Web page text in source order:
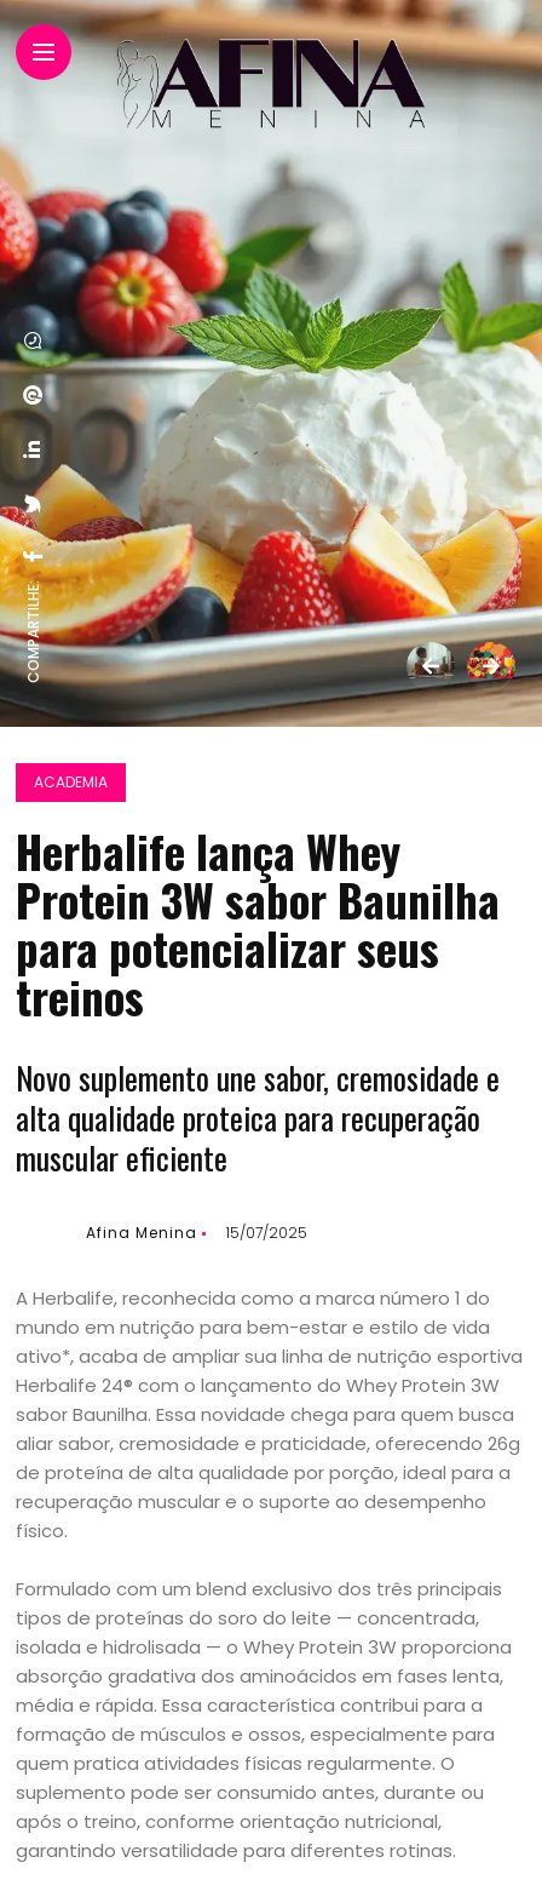
COMPARTILHE:
ACADEMIA
Herbalife lança Whey
Protein 3W sabor Baunilha
para potencializar seus
treinos
Novo suplemento une sabor, cremosidade e
alta qualidade proteica para recuperação
muscular eficiente
Afina Menina 15/07/2025
A Herbalife, reconhecida como a marca número 1 do
mundo em nutrição para bem-estar e estilo de vida
ativo*, acaba de ampliar sua linha de nutrição esportiva
Herbalife 24® com o lançamento do Whey Protein 3W
sabor Baunilha. Essa novidade chega para quem busca
aliar sabor, cremosidade e praticidade, oferecendo 26g
de proteína de alta qualidade por porção, ideal para a
recuperação muscular e o suporte ao desempenho
físico.
Formulado com um blend exclusivo dos três principais
tipos de proteínas do soro do leite — concentrada,
isolada e hidrolisada — o Whey Protein 3W proporciona
absorção gradativa dos aminoácidos em fases lenta,
média e rápida. Essa característica contribui para a
formação de músculos e ossos, especialmente para
quem pratica atividades físicas regularmente. O
suplemento pode ser consumido antes, durante ou
após o treino, conforme orientação nutricional,
garantindo versatilidade para diferentes rotinas.